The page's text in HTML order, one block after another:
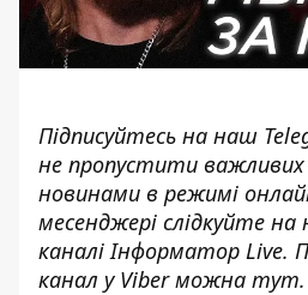
Підписуйтесь на наш
не пропустити
новинами в режимі
месенджері слідкуйте
каналіІнформатор Live.
канал у Viber можна тут.